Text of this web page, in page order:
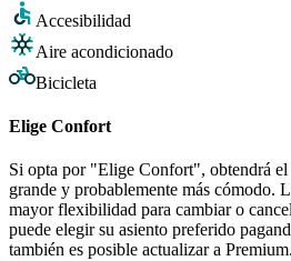
Accesibilidad
Aire acondicionado
Bicicleta
Elige Confort
Si opta por "Elige Confort", obtendrá
grande y probablemente más cómodo.
mayor flexibilidad para cambiar o
puede elegir su asiento preferido
también es posible actualizar a Premium.